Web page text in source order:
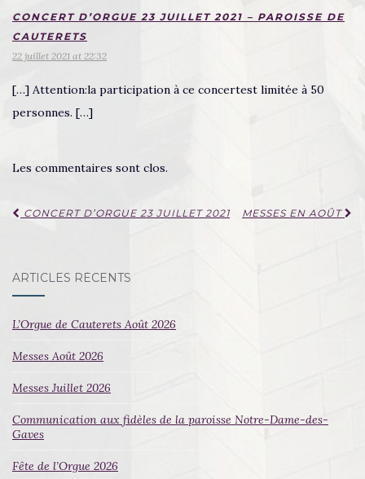
CONCERT D’ORGUE 23 JUILLET 2021 – PAROISSE DE
CAUTERETS
22 juillet 2021 at 22:32
[…] Attention:la participation à ce concertest limitée à 50
personnes. […]
Les commentaires sont clos.
Navigation
CONCERT D’ORGUE 23 JUILLET 2021 MESSES EN AOÛT
ARTICLES RÉCENTS
L’Orgue de Cauterets Août 2026
Messes Août 2026
Messes Juillet 2026
Communication aux fidèles de la paroisse Notre-Dame-des-
Gaves
Fête de l’Orgue 2026